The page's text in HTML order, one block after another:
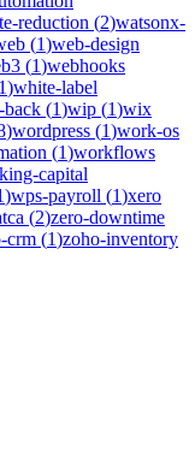
reduction (2)watsonx-
(1)web-design
(1)webhooks
1)white-label
(1)wip (1)wix
)wordpress (1)work-os
(1)workflows
capital
)wps-payroll (1)xero
(2)zero-downtime
crm (1)zoho-inventory